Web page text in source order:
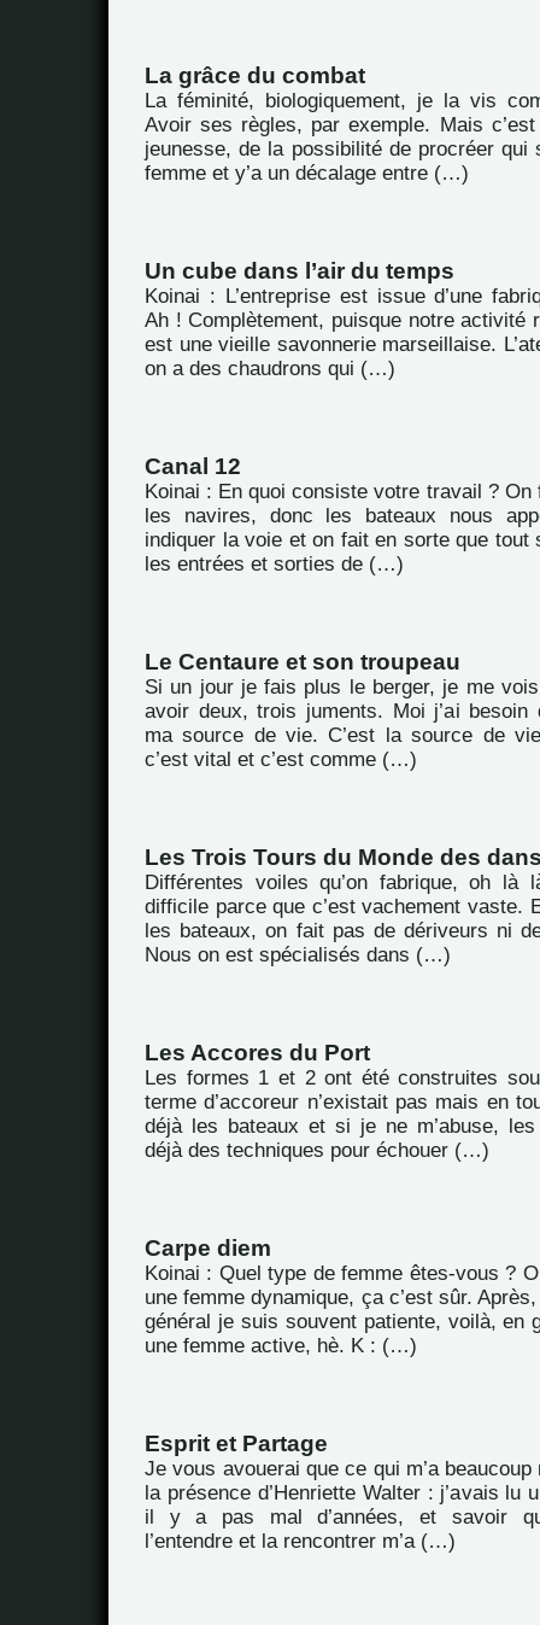
La grâce du combat
La féminité, biologiquement, je la vis
Avoir ses règles, par exemple. Mais
jeunesse, de la possibilité de procréer qui
femme et y’a un décalage entre (…)
Un cube dans l’air du temps
Koinai : L’entreprise est issue d’une
Ah ! Complètement, puisque notre activité
est une vieille savonnerie marseillaise.
on a des chaudrons qui (…)
Canal 12
Koinai : En quoi consiste votre travail ?
les navires, donc les bateaux nous
indiquer la voie et on fait en sorte que tout
les entrées et sorties de (…)
Le Centaure et son troupeau
Si un jour je fais plus le berger, je me
avoir deux, trois juments. Moi j’ai besoin
ma source de vie. C’est la source de
c’est vital et c’est comme (…)
Les Trois Tours du Monde des
Différentes voiles qu’on fabrique, oh là
difficile parce que c’est vachement vaste.
les bateaux, on fait pas de dériveurs ni
Nous on est spécialisés dans (…)
Les Accores du Port
Les formes 1 et 2 ont été construites
terme d’accoreur n’existait pas mais en
déjà les bateaux et si je ne m’abuse,
déjà des techniques pour échouer (…)
Carpe diem
Koinai : Quel type de femme êtes-vous ?
une femme dynamique, ça c’est sûr.
général je suis souvent patiente, voilà, en
une femme active, hè. K : (…)
Esprit et Partage
Je vous avouerai que ce qui m’a
la présence d’Henriette Walter : j’avais lu
il y a pas mal d’années, et savoir
l’entendre et la rencontrer m’a (…)